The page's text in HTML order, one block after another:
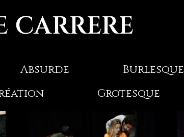
CARRERE
Absurde Burlesque
Grotesque